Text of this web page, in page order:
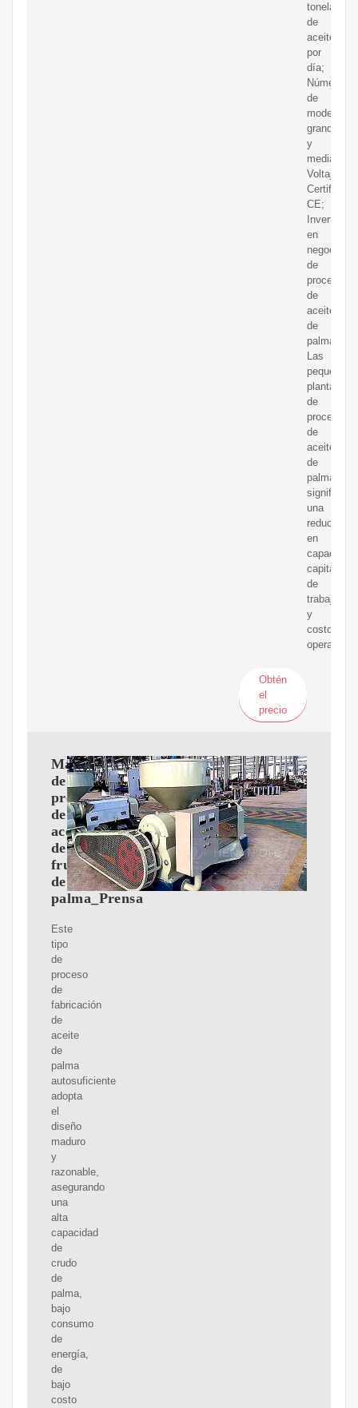
toneladas
de
aceite
por
día;
Número
de
grande
y
mediano;
CE;
Invertir
en
negocio
de
de
aceite
de
palma
Las
pequeñas
plantas
de
de
aceite
de
palma
significan
una
reducción
en
capacidad,
capital
de
trabajo
y
costos
operativos.
Obtén
el
precio
Máquina
de
prensa
de
aceite
de
fruta
de
palma_Prensa
Este
tipo
de
proceso
de
fabricación
de
aceite
de
palma
autosuficiente
adopta
el
diseño
maduro
y
razonable,
asegurando
una
alta
capacidad
de
crudo
de
palma,
bajo
consumo
de
energía,
de
bajo
costo